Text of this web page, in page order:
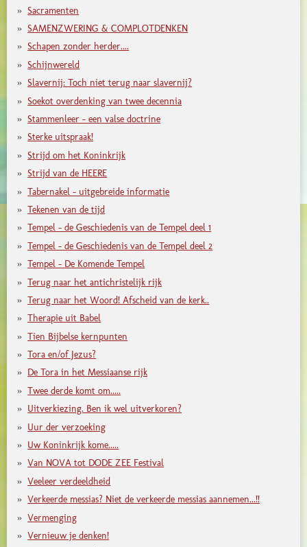
Sacramenten
SAMENZWERING & COMPLOTDENKEN
Schapen zonder herder....
Schijnwereld
Slavernij: Toch niet terug naar slavernij?
Soekot overdenking van twee decennia
Stammenleer - een valse doctrine
Sterke uitspraak!
Strijd om het Koninkrijk
Strijd van de HEERE
Tabernakel - uitgebreide informatie
Tekenen van de tijd
Tempel - de Geschiedenis van de Tempel deel 1
Tempel - de Geschiedenis van de Tempel deel 2
Tempel - De Komende Tempel
Terug naar het antichristelijk rijk
Terug naar het Woord! Afscheid van de kerk..
Therapie uit Babel
Tien Bijbelse kernpunten
Tora en/of Jezus?
De Tora in het Messiaanse rijk
Twee derde komt om.....
Uitverkiezing. Ben ik wel uitverkoren?
Uur der verzoeking
Uw Koninkrijk kome.....
Van NOVA tot DODE ZEE Festival
Veeleer verdeeldheid
Verkeerde messias? Niet de verkeerde messias aannemen...!!
Vermenging
Vernieuw je denken!